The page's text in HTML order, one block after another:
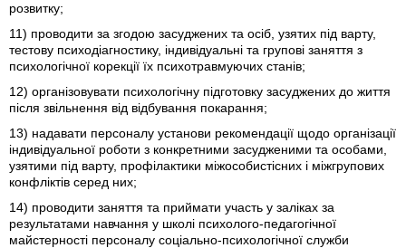
розвитку;
11) проводити за згодою засуджених та осіб, узятих під варту,
тестову психодіагностику, індивідуальні та групові заняття з
психологічної корекції їх психотравмуючих станів;
12) організовувати психологічну підготовку засуджених до життя
після звільнення від відбування покарання;
13) надавати персоналу установи рекомендації щодо організації
індивідуальної роботи з конкретними засудженими та особами,
узятими під варту, профілактики міжособистісних і міжгрупових
конфліктів серед них;
14) проводити заняття та приймати участь у заліках за
результатами навчання у школі психолого-педагогічної
майстерності персоналу соціально-психологічної служби